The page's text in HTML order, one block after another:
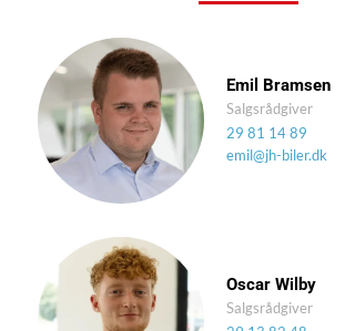
Emil Bramsen
Salgsrådgiver
29 81 14 89
emil@jh-biler.dk
Oscar Wilby
Salgsrådgiver